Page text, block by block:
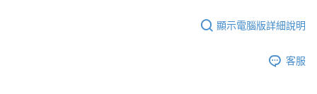
顯示電腦版詳細說明
客服